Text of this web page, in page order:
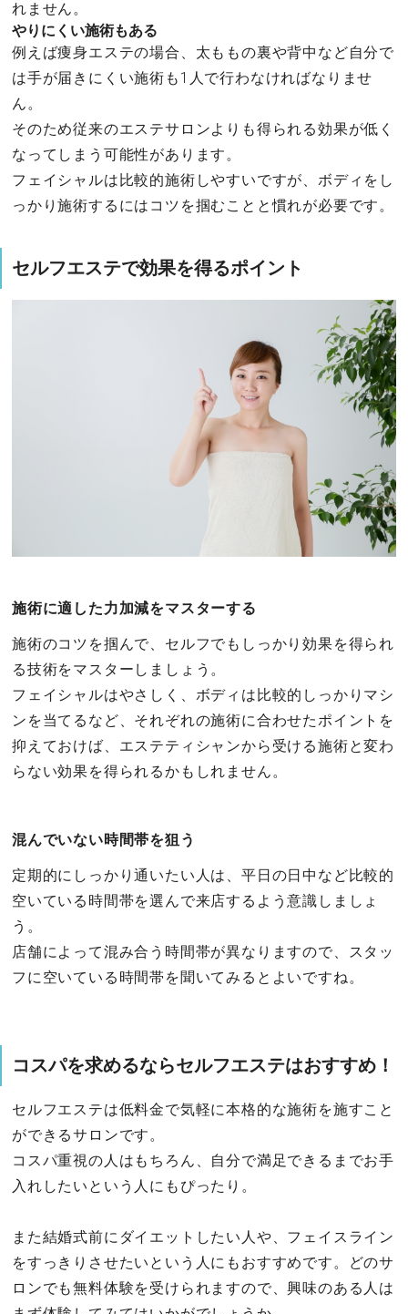
れません。
やりにくい施術もある
例えば痩身エステの場合、太ももの裏や背中など自分で
は手が届きにくい施術も1人で行わなければなりませ
ん。
そのため従来のエステサロンよりも得られる効果が低く
なってしまう可能性があります。
フェイシャルは比較的施術しやすいですが、ボディをし
っかり施術するにはコツを掴むことと慣れが必要です。
セルフエステで効果を得るポイント
施術に適した力加減をマスターする
施術のコツを掴んで、セルフでもしっかり効果を得られ
る技術をマスターしましょう。
フェイシャルはやさしく、ボディは比較的しっかりマシ
ンを当てるなど、それぞれの施術に合わせたポイントを
抑えておけば、エステティシャンから受ける施術と変わ
らない効果を得られるかもしれません。
混んでいない時間帯を狙う
定期的にしっかり通いたい人は、平日の日中など比較的
空いている時間帯を選んで来店するよう意識しましょ
う。
店舗によって混み合う時間帯が異なりますので、スタッ
フに空いている時間帯を聞いてみるとよいですね。
コスパを求めるならセルフエステはおすすめ！
セルフエステは低料金で気軽に本格的な施術を施すこと
ができるサロンです。
コスパ重視の人はもちろん、自分で満足できるまでお手
入れしたいという人にもぴったり。
また結婚式前にダイエットしたい人や、フェイスライン
をすっきりさせたいという人にもおすすめです。どのサ
ロンでも無料体験を受けられますので、興味のある人は